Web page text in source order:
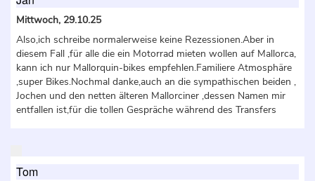
Mittwoch, 29.10.25
Also,ich schreibe normalerweise keine Rezessionen.Aber in
diesem Fall ,für alle die ein Motorrad mieten wollen auf Mallorca,
kann ich nur Mallorquin-bikes empfehlen.Familiere Atmosphäre
,super Bikes.Nochmal danke,auch an die sympathischen beiden ,
Jochen und den netten älteren Mallorciner ,dessen Namen mir
entfallen ist,für die tollen Gespräche während des Transfers
Tom